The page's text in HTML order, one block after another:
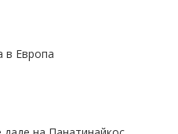
в Европа